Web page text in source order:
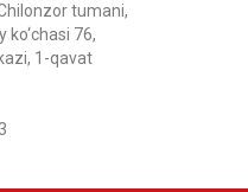
tumani,
76,
1-qavat